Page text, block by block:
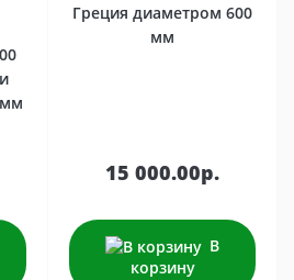
Греция диаметром 600
мм
15 000.00р.
В
корзину